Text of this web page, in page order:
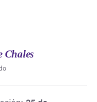
Chales